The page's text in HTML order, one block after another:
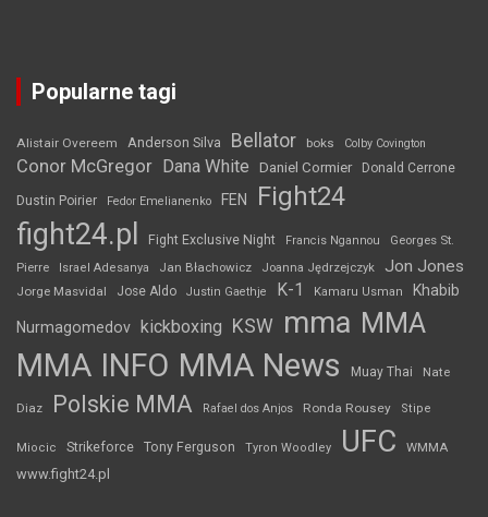
Popularne tagi
Alistair Overeem Anderson Silva Bellator boks Colby Covington
Conor McGregor Dana White Daniel Cormier Donald Cerrone
Dustin Poirier Fedor Emelianenko FEN Fight24
fight24.pl Fight Exclusive Night Francis Ngannou
Georges St.
Pierre
Israel Adesanya Jan Błachowicz Joanna Jędrzejczyk Jon Jones
Jorge Masvidal Jose Aldo Justin Gaethje K-1 Kamaru Usman Khabib
Nurmagomedov kickboxing KSW mma MMA
MMA INFO MMA News Muay Thai Nate
Diaz Polskie MMA Rafael dos Anjos Ronda Rousey Stipe
Miocic Strikeforce Tony Ferguson Tyron Woodley UFC WMMA
www.fight24.pl